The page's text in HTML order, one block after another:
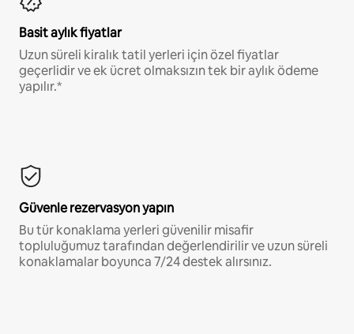
Basit aylık fiyatlar
Uzun süreli kiralık tatil yerleri için özel fiyatlar
geçerlidir ve ek ücret olmaksızın tek bir aylık ödeme
yapılır.*
Güvenle rezervasyon yapın
Bu tür konaklama yerleri güvenilir misafir
topluluğumuz tarafından değerlendirilir ve uzun süreli
konaklamalar boyunca 7/24 destek alırsınız.